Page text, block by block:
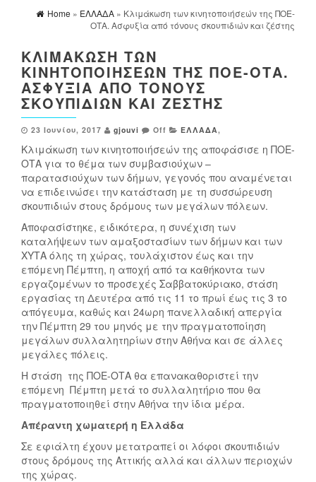
Home » ΕΛΛΑΔΑ » Κλιμάκωση των κινητοποιήσεών της ΠΟΕ-
ΟΤΑ. Ασφυξία από τόνους σκουπιδιών και ζέστης
ΚΛΙΜΆΚΩΣΗ ΤΩΝ
ΚΙΝΗΤΟΠΟΙΉΣΕΏΝ ΤΗΣ ΠΟΕ-ΟΤΑ.
ΑΣΦΥΞΊΑ ΑΠΌ ΤΌΝΟΥΣ
ΣΚΟΥΠΙΔΙΏΝ ΚΑΙ ΖΈΣΤΗΣ
23 Ιουνίου, 2017 gjouvi Off ΕΛΛΑΔΑ ,
Κλιμάκωση των κινητοποιήσεών της αποφάσισε η ΠΟΕ-
ΟΤΑ για το θέμα των συμβασιούχων –
παρατασιούχων των δήμων, γεγονός που αναμένεται
να επιδεινώσει την κατάσταση με τη συσσώρευση
σκουπιδιών στους δρόμους των μεγάλων πόλεων.
Αποφασίστηκε, ειδικότερα, η συνέχιση των
καταλήψεων των αμαξοστασίων των δήμων και των
ΧΥΤΑ όλης τη χώρας, τουλάχιστον έως και την
επόμενη Πέμπτη, η αποχή από τα καθήκοντα των
εργαζομένων το προσεχές Σαββατοκύριακο, στάση
εργασίας τη Δευτέρα από τις 11 το πρωί έως τις 3 το
απόγευμα, καθώς και 24ωρη πανελλαδική απεργία
την Πέμπτη 29 του μηνός με την πραγματοποίηση
μεγάλων συλλαλητηρίων στην Αθήνα και σε άλλες
μεγάλες πόλεις.
Η στάση της ΠΟΕ-ΟΤΑ θα επανακαθοριστεί την
επόμενη Πέμπτη μετά το συλλαλητήριο που θα
πραγματοποιηθεί στην Αθήνα την ίδια μέρα.
Απέραντη χωματερή η Ελλάδα
Σε εφιάλτη έχουν μετατραπεί οι λόφοι σκουπιδιών
στους δρόμους της Αττικής αλλά και άλλων περιοχών
της χώρας.